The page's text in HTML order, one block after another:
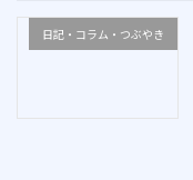
日記・コラム・つぶやき